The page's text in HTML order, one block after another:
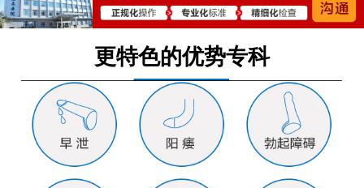
更特色的优势专科